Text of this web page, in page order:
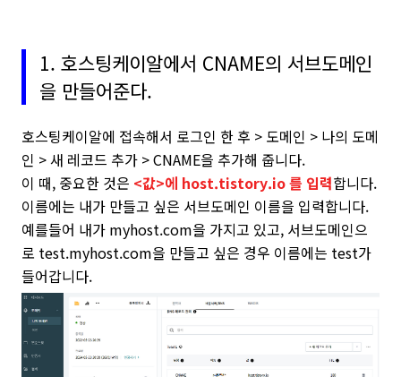
1. 호스팅케이알에서 CNAME의 서브도메인
을 만들어준다.
호스팅케이알에 접속해서 로그인 한 후 > 도메인 > 나의 도메
인 > 새 레코드 추가 > CNAME을 추가해 줍니다.
이 때, 중요한 것은 <값>에 host.tistory.io 를 입력합니다.
이름에는 내가 만들고 싶은 서브도메인 이름을 입력합니다.
예를들어 내가 myhost.com을 가지고 있고, 서브도메인으
로 test.myhost.com을 만들고 싶은 경우 이름에는 test가
들어갑니다.